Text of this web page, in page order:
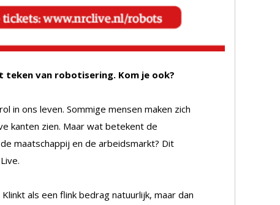
teken van robotisering. Kom je ook?
in ons leven. Sommige mensen maken zich
kanten zien. Maar wat betekent de
maatschappij en de arbeidsmarkt? Dit
als een flink bedrag natuurlijk, maar dan